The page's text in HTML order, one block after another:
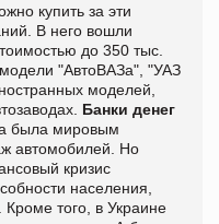
купить за эти
В него вошли
до 350 тыс.
"АвтоВАЗа", "УАЗ
моделей,
Банки денег
была мировым
автомобилей. Но
кризис
населения,
Кроме того, в Украине